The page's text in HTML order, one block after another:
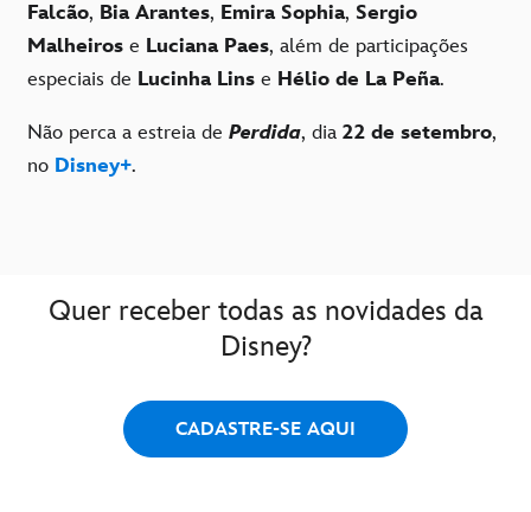
Falcão, Bia Arantes, Emira Sophia, Sergio
Malheiros e Luciana Paes, além de participações
especiais de Lucinha Lins e Hélio de La Peña.
Não perca a estreia de Perdida, dia 22 de setembro,
no Disney+.
Quer receber todas as novidades da
Disney?
CADASTRE-SE AQUI